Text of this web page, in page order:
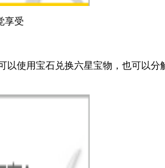
享受
使用宝石兑换六星宝物，也可以